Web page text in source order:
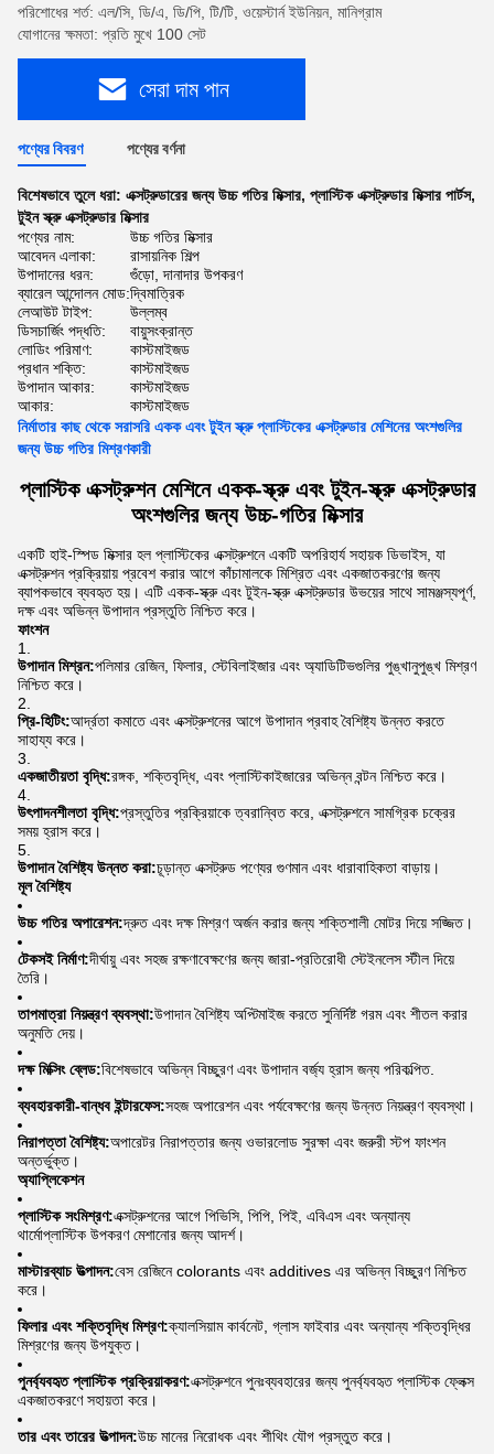
পরিশোধের শর্ত: এল/সি, ডি/এ, ডি/পি, টি/টি, ওয়েস্টার্ন ইউনিয়ন, মানিগ্রাম
যোগানের ক্ষমতা: প্রতি মুখে 100 সেট
সেরা দাম পান
পণ্যের বিবরণ পণ্যের বর্ণনা
বিশেষভাবে তুলে ধরা: এক্সট্রুডারের জন্য উচ্চ গতির মিক্সার, প্লাস্টিক এক্সট্রুডার মিক্সার পার্টস,
টুইন স্ক্রু এক্সট্রুডার মিক্সার
পণ্যের নাম:
উচ্চ গতির মিক্সার
আবেদন এলাকা:
রাসায়নিক শিল্প
উপাদানের ধরন:
গুঁড়ো, দানাদার উপকরণ
ব্যারেল আন্দোলন মোড:দ্বিমাত্রিক
লেআউট টাইপ:
উল্লম্ব
ডিসচার্জিং পদ্ধতি:
বায়ুসংক্রান্ত
লোডিং পরিমাণ:
কাস্টমাইজড
প্রধান শক্তি:
কাস্টমাইজড
উপাদান আকার:
কাস্টমাইজড
আকার:
কাস্টমাইজড
নির্মাতার কাছ থেকে সরাসরি একক এবং টুইন স্ক্রু প্লাস্টিকের এক্সট্রুডার মেশিনের অংশগুলির
জন্য উচ্চ গতির মিশ্রণকারী
প্লাস্টিক এক্সট্রুশন মেশিনে একক-স্ক্রু এবং টুইন-স্ক্রু এক্সট্রুডার
অংশগুলির জন্য উচ্চ-গতির মিক্সার
একটি হাই-স্পিড মিক্সার হল প্লাস্টিকের এক্সট্রুশনে একটি অপরিহার্য সহায়ক ডিভাইস, যা
এক্সট্রুশন প্রক্রিয়ায় প্রবেশ করার আগে কাঁচামালকে মিশ্রিত এবং একজাতকরণের জন্য
ব্যাপকভাবে ব্যবহৃত হয়। এটি একক-স্ক্রু এবং টুইন-স্ক্রু এক্সট্রুডার উভয়ের সাথে সামঞ্জস্যপূর্ণ,
দক্ষ এবং অভিন্ন উপাদান প্রস্তুতি নিশ্চিত করে।
ফাংশন
উপাদান মিশ্রন:পলিমার রেজিন, ফিলার, স্টেবিলাইজার এবং অ্যাডিটিভগুলির পুঙ্খানুপুঙ্খ মিশ্রণ
নিশ্চিত করে।
প্রি-হিটিং:আর্দ্রতা কমাতে এবং এক্সট্রুশনের আগে উপাদান প্রবাহ বৈশিষ্ট্য উন্নত করতে
সাহায্য করে।
একজাতীয়তা বৃদ্ধি:রঙ্গক, শক্তিবৃদ্ধি, এবং প্লাস্টিকাইজারের অভিন্ন বন্টন নিশ্চিত করে।
উৎপাদনশীলতা বৃদ্ধি:প্রস্তুতির প্রক্রিয়াকে ত্বরান্বিত করে, এক্সট্রুশনে সামগ্রিক চক্রের
সময় হ্রাস করে।
উপাদান বৈশিষ্ট্য উন্নত করা:চূড়ান্ত এক্সট্রুড পণ্যের গুণমান এবং ধারাবাহিকতা বাড়ায়।
মূল বৈশিষ্ট্য
উচ্চ গতির অপারেশন:দ্রুত এবং দক্ষ মিশ্রণ অর্জন করার জন্য শক্তিশালী মোটর দিয়ে সজ্জিত।
টেকসই নির্মাণ:দীর্ঘায়ু এবং সহজ রক্ষণাবেক্ষণের জন্য জারা-প্রতিরোধী স্টেইনলেস স্টীল দিয়ে
তৈরি।
তাপমাত্রা নিয়ন্ত্রণ ব্যবস্থা:উপাদান বৈশিষ্ট্য অপ্টিমাইজ করতে সুনির্দিষ্ট গরম এবং শীতল করার
অনুমতি দেয়।
দক্ষ মিক্সিং ব্লেড:বিশেষভাবে অভিন্ন বিচ্ছুরণ এবং উপাদান বর্জ্য হ্রাস জন্য পরিকল্পিত.
ব্যবহারকারী-বান্ধব ইন্টারফেস:সহজ অপারেশন এবং পর্যবেক্ষণের জন্য উন্নত নিয়ন্ত্রণ ব্যবস্থা।
নিরাপত্তা বৈশিষ্ট্য:অপারেটর নিরাপত্তার জন্য ওভারলোড সুরক্ষা এবং জরুরী স্টপ ফাংশন
অন্তর্ভুক্ত।
অ্যাপ্লিকেশন
প্লাস্টিক সংমিশ্রণ:এক্সট্রুশনের আগে পিভিসি, পিপি, পিই, এবিএস এবং অন্যান্য
থার্মোপ্লাস্টিক উপকরণ মেশানোর জন্য আদর্শ।
মাস্টারব্যাচ উত্পাদন:বেস রেজিনে colorants এবং additives এর অভিন্ন বিচ্ছুরণ নিশ্চিত
করে।
ফিলার এবং শক্তিবৃদ্ধি মিশ্রণ:ক্যালসিয়াম কার্বনেট, গ্লাস ফাইবার এবং অন্যান্য শক্তিবৃদ্ধির
মিশ্রণের জন্য উপযুক্ত।
পুনর্ব্যবহৃত প্লাস্টিক প্রক্রিয়াকরণ:এক্সট্রুশনে পুনঃব্যবহারের জন্য পুনর্ব্যবহৃত প্লাস্টিক ফ্লেক্স
একজাতকরণে সহায়তা করে।
তার এবং তারের উত্পাদন:উচ্চ মানের নিরোধক এবং শীথিং যৌগ প্রস্তুত করে।